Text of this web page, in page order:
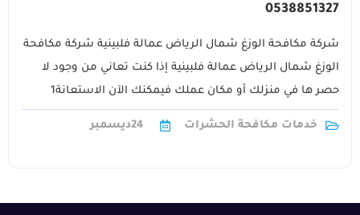
0538851327
شركة مكافحة الوزغ شمال الرياض عمالة فلبينية شركة مكافحة
الوزغ شمال الرياض عمالة فلبينية إذا كنت تعاني من وجود لا
حصر ها في منزلك أو مكان عملك فيمكنك الآن الاستعانة1
خدمات مكافحة الحشرات 24ديسمبر